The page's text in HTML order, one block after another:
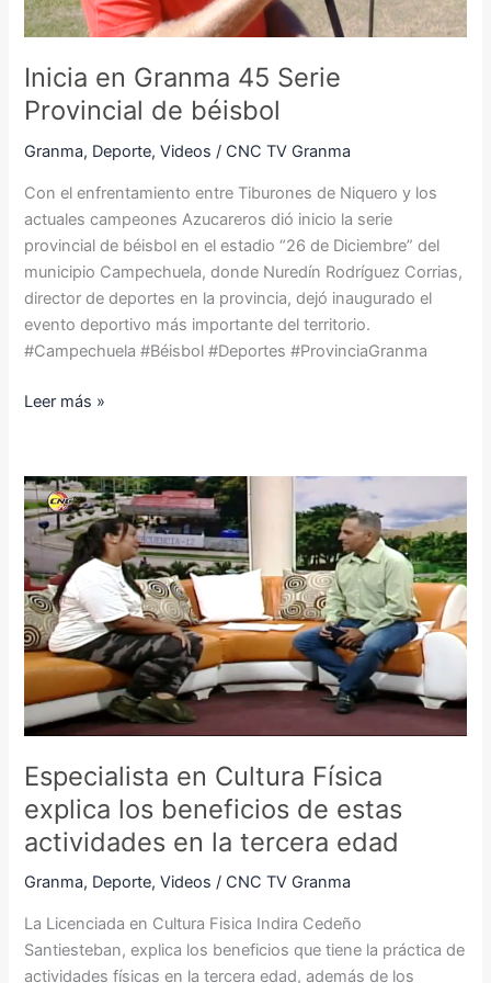
Inicia en Granma 45 Serie
Provincial de béisbol
Granma, Deporte,Videos / CNC TV Granma
Con el enfrentamiento entre Tiburones de Niquero y los
actuales campeones Azucareros dió inicio la serie
provincial de béisbol en el estadio “26 de Diciembre” del
municipio Campechuela, donde Nuredín Rodríguez Corrias,
director de deportes en la provincia, dejó inaugurado el
evento deportivo más importante del territorio.
#Campechuela #Béisbol #Deportes #ProvinciaGranma
béisbol
Leer más »
Especialista en Cultura Física
explica los beneficios de estas
actividades en la tercera edad
Granma, Deporte,Videos / CNC TV Granma
La Licenciada en Cultura Fisica Indira Cedeño
Santiesteban, explica los beneficios que tiene la práctica de
actividades físicas en la tercera edad, además de los
Especialista
en
Cultura
Física
explica
los
beneficios
de
estas
actividades
la
tercera
edad